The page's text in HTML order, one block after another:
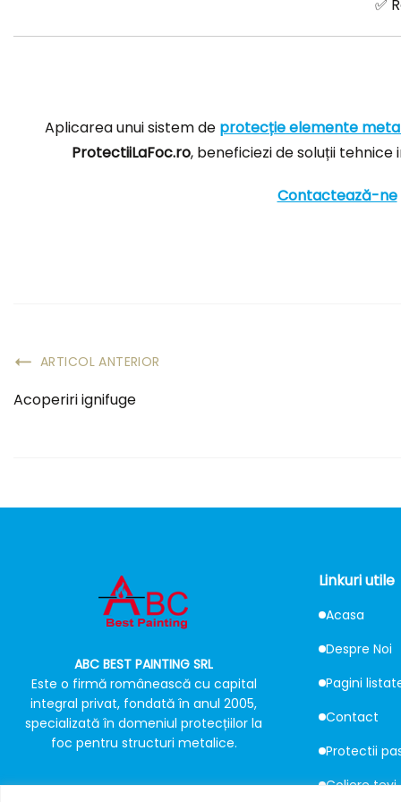
✅
Aplicarea unui sistem de protecție elemente
ProtectiiLaFoc.ro, beneficiezi de soluții
Contactează-ne
ARTICOL ANTERIOR
Acoperiri ignifuge
ABC BEST PAINTING SRL
Este o firmă românească cu capital
integral privat, fondată în anul 2005,
specializată în domeniul protecțiilor la
foc pentru structuri metalice.
Linkuri utile
Acasa
Despre Noi
Pagini
Contact
Protectii
Coliere